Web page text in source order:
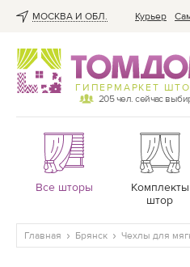
МОСКВА И ОБЛ. Курьер
ГИПЕРМАРКЕТ
205чел. сейчас
Все шторы
Комплекты
штор
Главная Брянск Чехлы для